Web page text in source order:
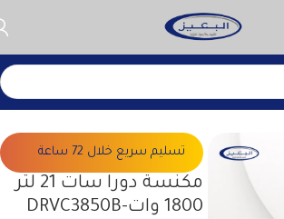
المكانس الكهربائية
تسليم سريع خلال 72 ساعة
مكنسة دورا سات 21 لتر
1800 وات-DRVC3850B